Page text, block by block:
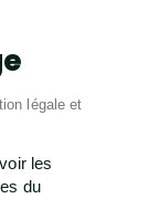
légale et
les
du